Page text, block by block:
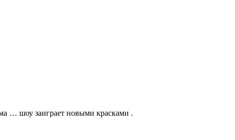
… шоу заиграет новыми красками .